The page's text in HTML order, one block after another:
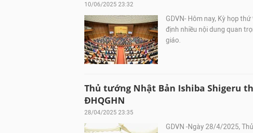
10/06/2025 23:32
GDVN- Hôm nay, Kỳ họp
định nhiều nội dung quan
giáo.
Thủ tướng Nhật Bản Ishiba Shigeru
ĐHQGHN
28/04/2025 23:35
GDVN -Ngày 28/4/2025,